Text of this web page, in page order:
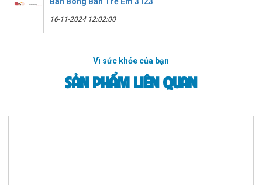
16-11-2024 12:02:00
Vì sức khỏe của bạn
SẢN PHẨM LIÊN QUAN